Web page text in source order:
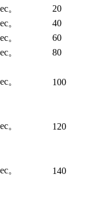
。
20
。
40
。
60
。 80
。 100
。 120
。 140